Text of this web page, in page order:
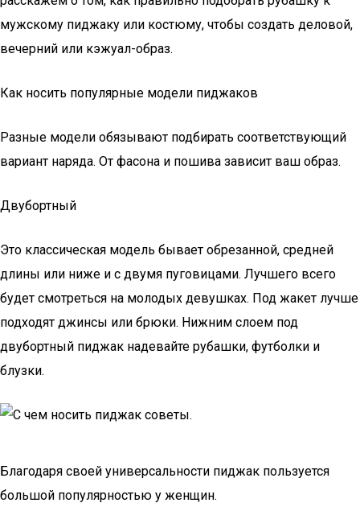
мужскому пиджаку или костюму, чтобы создать деловой,
вечерний или кэжуал-образ.
Как носить популярные модели пиджаков
Разные модели обязывают подбирать соответствующий
вариант наряда. От фасона и пошива зависит ваш образ.
Двубортный
Это классическая модель бывает обрезанной, средней
длины или ниже и с двумя пуговицами. Лучшего всего
будет смотреться на молодых девушках. Под жакет лучше
подходят джинсы или брюки. Нижним слоем под
двубортный пиджак надевайте рубашки, футболки и
блузки.
Благодаря своей универсальности пиджак пользуется
большой популярностью у женщин.